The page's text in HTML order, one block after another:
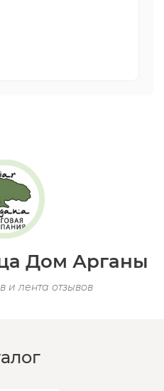
Дом Арганы
и лента отзывов